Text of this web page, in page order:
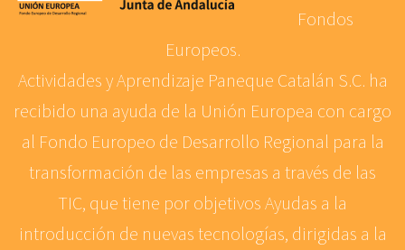
Fondos
Europeos.
Actividades y Aprendizaje Paneque Catalán S.C. ha
recibido una ayuda de la Unión Europea con cargo
al Fondo Europeo de Desarrollo Regional para la
transformación de las empresas a través de las
TIC, que tiene por objetivos Ayudas a la
introducción de nuevas tecnologías, dirigidas a la